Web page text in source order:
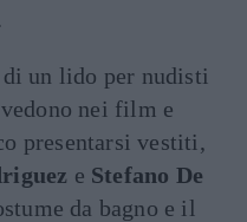
un lido per nudisti
nei film e
presentarsi vestiti,
e Stefano De
da bagno e il